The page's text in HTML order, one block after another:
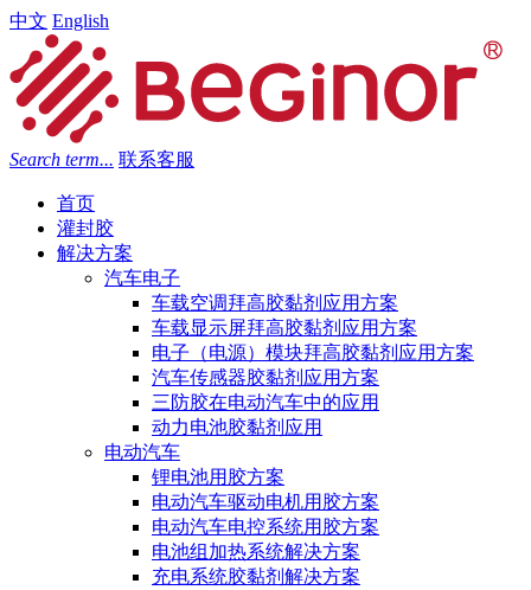
中文 English
Search term... 联系客服
首页
灌封胶
解决方案
汽车电子
车载空调拜高胶黏剂应用方案
车载显示屏拜高胶黏剂应用方案
电子（电源）模块拜高胶黏剂应用方案
汽车传感器胶黏剂应用方案
三防胶在电动汽车中的应用
动力电池胶黏剂应用
电动汽车
锂电池用胶方案
电动汽车驱动电机用胶方案
电动汽车电控系统用胶方案
电池组加热系统解决方案
充电系统胶黏剂解决方案